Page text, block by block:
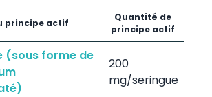
principe actif
Quantité de
principe actif
(sous forme de
200
mg/seringue